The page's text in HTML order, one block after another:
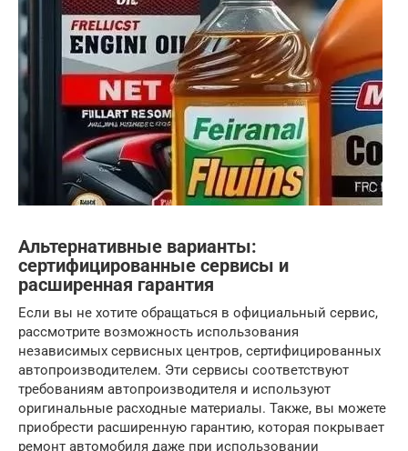
Альтернативные варианты:
сертифицированные сервисы и
расширенная гарантия
Если вы не хотите обращаться в официальный сервис,
рассмотрите возможность использования
независимых сервисных центров, сертифицированных
автопроизводителем. Эти сервисы соответствуют
требованиям автопроизводителя и используют
оригинальные расходные материалы. Также, вы можете
приобрести расширенную гарантию, которая покрывает
ремонт автомобиля даже при использовании